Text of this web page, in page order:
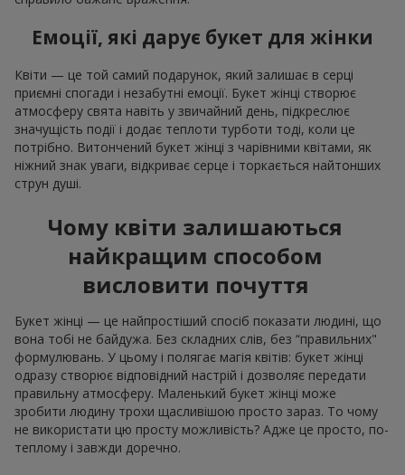
Емоції, які дарує букет для жінки
Квіти — це той самий подарунок, який залишає в серці
приємні спогади і незабутні емоції. Букет жінці створює
атмосферу свята навіть у звичайний день, підкреслює
значущість події і додає теплоти турботи тоді, коли це
потрібно. Витончений букет жінці з чарівними квітами, як
ніжний знак уваги, відкриває серце і торкається найтонших
струн душі.
Чому квіти залишаються
найкращим способом
висловити почуття
Букет жінці — це найпростіший спосіб показати людині, що
вона тобі не байдужа. Без складних слів, без “правильних"
формулювань. У цьому і полягає магія квітів: букет жінці
одразу створює відповідний настрій і дозволяє передати
правильну атмосферу. Маленький букет жінці може
зробити людину трохи щасливішою просто зараз. То чому
не використати цю просту можливість? Адже це просто, по-
теплому і завжди доречно.